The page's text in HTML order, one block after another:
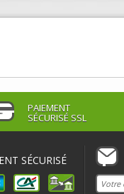
PAIEMENT
SÉCURISÉ SSL
SÉCURISÉ